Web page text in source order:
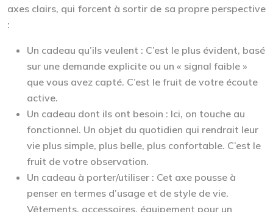
axes clairs, qui forcent à sortir de sa propre perspective
:
Un cadeau qu’ils veulent : C’est le plus évident, basé
sur une demande explicite ou un « signal faible »
que vous avez capté. C’est le fruit de votre écoute
active.
Un cadeau dont ils ont besoin : Ici, on touche au
fonctionnel. Un objet du quotidien qui rendrait leur
vie plus simple, plus belle, plus confortable. C’est le
fruit de votre observation.
Un cadeau à porter/utiliser : Cet axe pousse à
penser en termes d’usage et de style de vie.
Vêtements, accessoires, équipement pour un